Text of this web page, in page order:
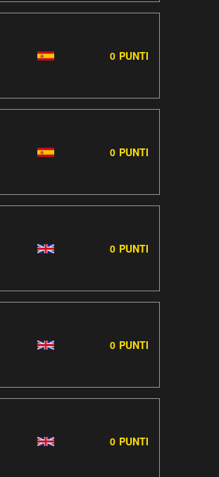
0 PUNTI
0 PUNTI
0 PUNTI
0 PUNTI
0 PUNTI